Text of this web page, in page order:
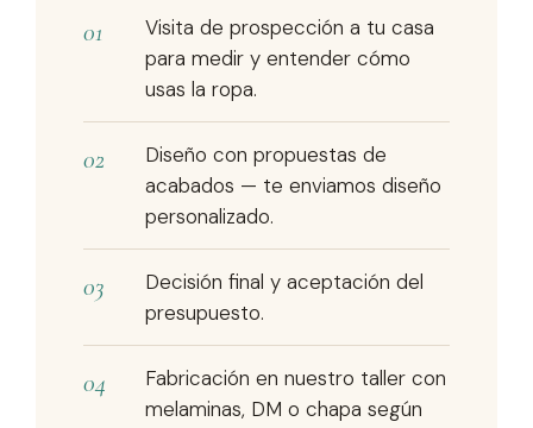
Visita de prospección a tu casa
para medir y entender cómo
usas la ropa.
Diseño con propuestas de
acabados — te enviamos diseño
personalizado.
Decisión final y aceptación del
presupuesto.
Fabricación en nuestro taller con
melaminas, DM o chapa según